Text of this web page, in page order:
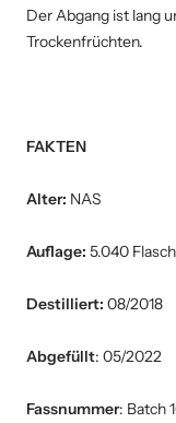
Der Abgang ist lang
Trockenfrüchten.
FAKTEN
Alter: NAS
Auflage: 5.040
Destilliert: 08/2018
Abgefüllt: 05/2022
Fassnummer: Batch